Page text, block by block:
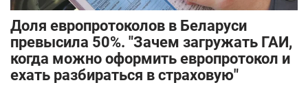
Доля европротоколов в Беларуси
превысила 50%. "Зачем загружать ГАИ,
когда можно оформить европротокол и
ехать разбираться в страховую"